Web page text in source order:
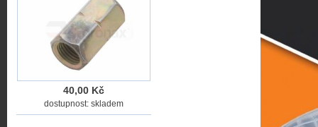
40,00 Kč
dostupnost: skladem